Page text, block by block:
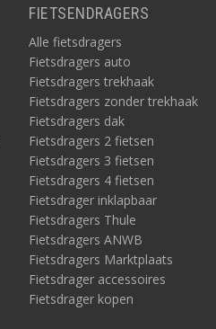
FIETSENDRAGERS
Alle fietsdragers
Fietsdragers auto
Fietsdragers trekhaak
Fietsdragers zonder trekhaak
Fietsdragers dak
Fietsdragers 2 fietsen
Fietsdragers 3 fietsen
Fietsdragers 4 fietsen
Fietsdrager inklapbaar
Fietsdragers Thule
Fietsdragers ANWB
Fietsdragers Marktplaats
Fietsdrager accessoires
Fietsdrager kopen